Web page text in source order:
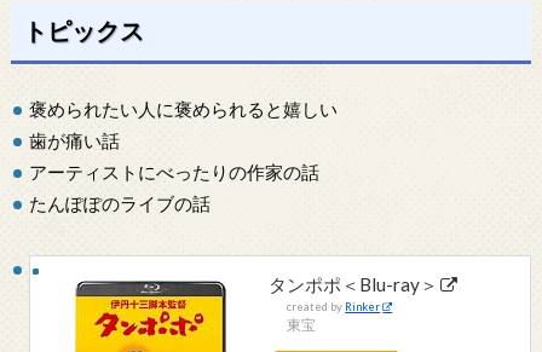
トピックス
褒められたい人に褒められると嬉しい
歯が痛い話
アーティストにべったりの作家の話
たんぽぽのライブの話
タンポポ＜Blu-ray＞
created by Rinker
東宝